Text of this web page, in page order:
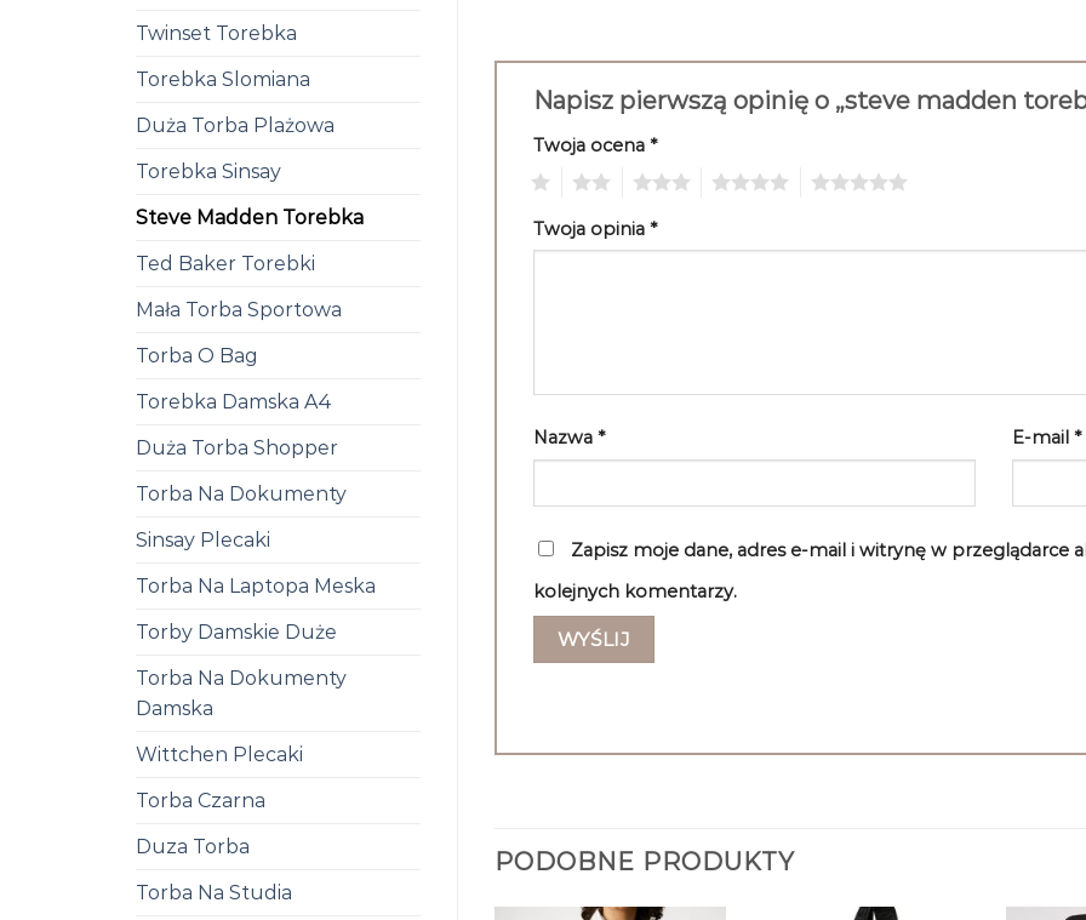
Twinset Torebka
Torebka Slomiana
Duża Torba Plażowa
Torebka Sinsay
Steve Madden Torebka
Ted Baker Torebki
Mała Torba Sportowa
Torba O Bag
Torebka Damska A4
Duża Torba Shopper
Torba Na Dokumenty
Sinsay Plecaki
Torba Na Laptopa Meska
Torby Damskie Duże
Torba Na Dokumenty
Damska
Wittchen Plecaki
Torba Czarna
Duza Torba
Torba Na Studia
Napisz pierwszą opinię o „steve madden
Twoja ocena *
Twoja opinia *
Nazwa * E-mail *
Zapisz moje dane, adres e-mail i witrynę w przeglądarce
kolejnych komentarzy.
PODOBNE PRODUKTY